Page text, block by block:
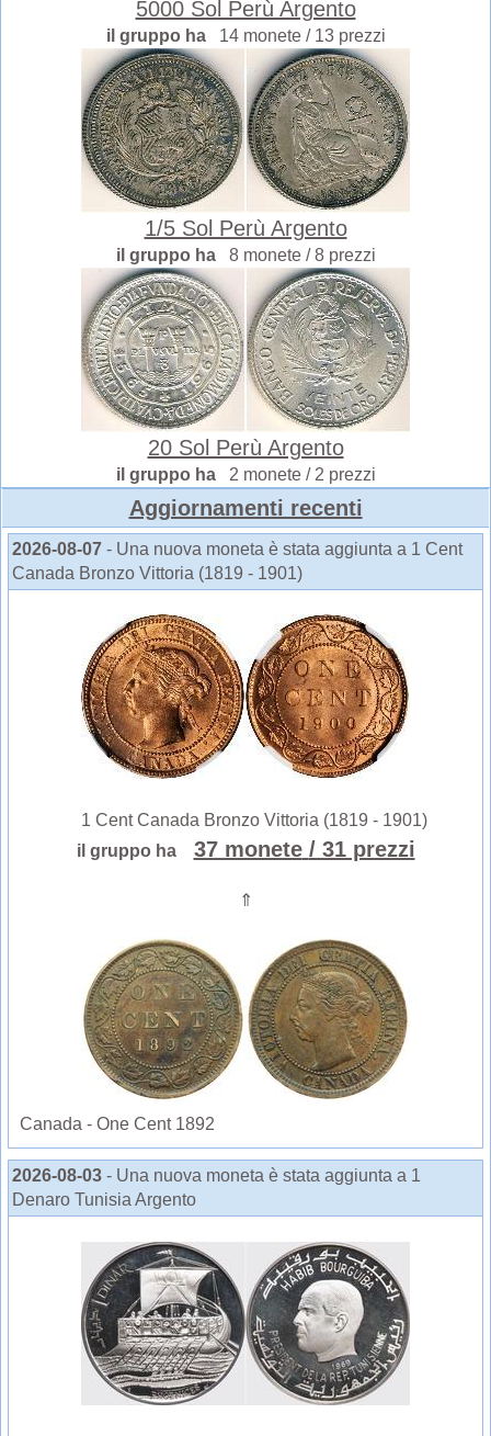
5000 Sol Perù Argento
il gruppo ha 14 monete / 13 prezzi
1/5 Sol Perù Argento
il gruppo ha 8 monete / 8 prezzi
20 Sol Perù Argento
il gruppo ha 2 monete / 2 prezzi
Aggiornamenti recenti
2026-08-07 - Una nuova moneta è stata aggiunta a 1 Cent
Canada Bronzo Vittoria (1819 - 1901)
1 Cent Canada Bronzo Vittoria (1819 - 1901)
il gruppo ha
37 monete / 31 prezzi
⇑
Canada - One Cent 1892
2026-08-03 - Una nuova moneta è stata aggiunta a 1
Denaro Tunisia Argento